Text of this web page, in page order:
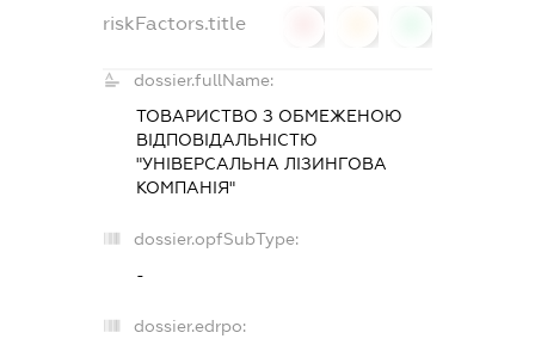
riskFactors.title
dossier.fullName:
ТОВАРИСТВО З ОБМЕЖЕНОЮ
ВІДПОВІДАЛЬНІСТЮ
"УНІВЕРСАЛЬНА ЛІЗИНГОВА
КОМПАНІЯ"
dossier.opfSubType:
-
dossier.edrpo: